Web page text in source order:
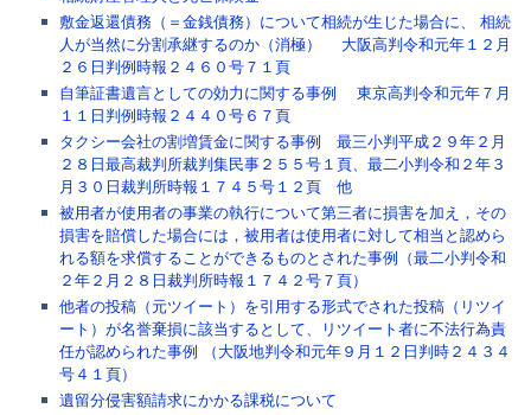
敷金返還債務（＝金銭債務）について相続が生じた場合に、 相続
人が当然に分割承継するのか（消極） 大阪高判令和元年１２月
２６日判例時報２４６０号７１頁
自筆証書遺言としての効力に関する事例 東京高判令和元年７月
１１日判例時報２４４０号６７頁
タクシー会社の割増賃金に関する事例 最三小判平成２９年２月
２８日最高裁判所裁判集民事２５５号１頁、最二小判令和２年３
月３０日裁判所時報１７４５号１２頁 他
被用者が使用者の事業の執行について第三者に損害を加え，その
損害を賠償した場合には，被用者は使用者に対して相当と認めら
れる額を求償することができるものとされた事例（最二小判令和
２年２月２８日裁判所時報１７４２号７頁）
他者の投稿（元ツイート）を引用する形式でされた投稿（リツイ
ート）が名誉棄損に該当するとして、リツイート者に不法行為責
任が認められた事例 （大阪地判令和元年９月１２日判時２４３４
号４１頁）
遺留分侵害額請求にかかる課税について